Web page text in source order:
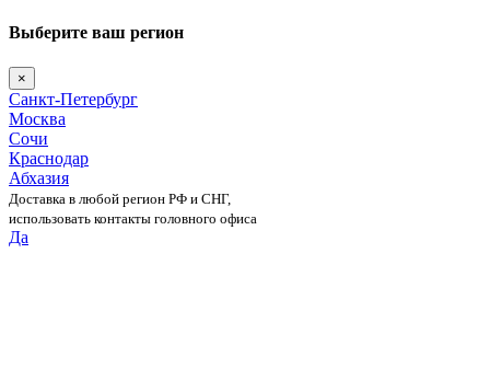
Выберите ваш регион
×
Санкт-Петербург
Москва
Сочи
Краснодар
Абхазия
Доставка в любой регион РФ и СНГ,
использовать контакты головного офиса
Да